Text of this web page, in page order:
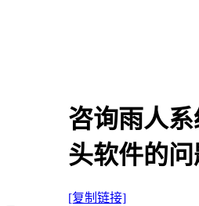
咨询雨人
头软件的
[复制链接]